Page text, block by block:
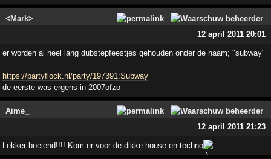
<Mark>
12 april 2011 20:01
er worden al heel lang dubstepfeestjes gehouden onder de naam; "subway"
https://partyflock.nl/party/197391:Subway
de eerste was ergens in 2007ofzo
Aime_
12 april 2011 21:23
Lekker boeiend!!!! Kom er voor de dikke house en techno